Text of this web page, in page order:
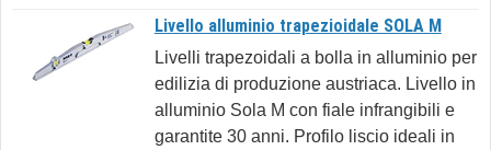
Livello alluminio trapezioidale SOLA M
Livelli trapezoidali a bolla in alluminio per
edilizia di produzione austriaca. Livello in
alluminio Sola M con fiale infrangibili e
garantite 30 anni. Profilo liscio ideali in